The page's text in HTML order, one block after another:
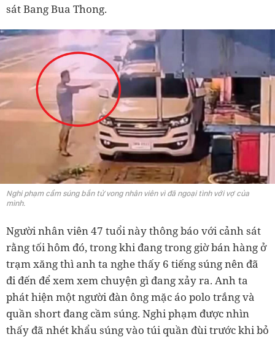
sát Bang Bua Thong.
Nghi phạm cầm súng bắn tử vong nhân viên vì đã ngoại tình với vợ của
mình.
Người nhân viên 47 tuổi này thông báo với cảnh sát
rằng tối hôm đó, trong khi đang trong giờ bán hàng ở
trạm xăng thì anh ta nghe thấy 6 tiếng súng nên đã
đi đến để xem xem chuyện gì đang xảy ra. Anh ta
phát hiện một người đàn ông mặc áo polo trắng và
quần short đang cầm súng. Nghi phạm được nhìn
thấy đã nhét khẩu súng vào túi quần đùi trước khi bỏ